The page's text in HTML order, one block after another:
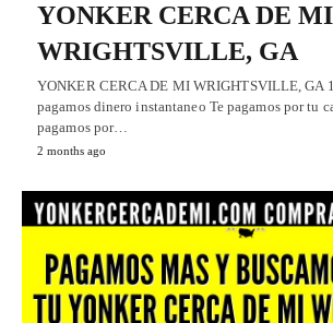
YONKER CERCA DE MI
WRIGHTSVILLE, GA
YONKER CERCA DE MI WRIGHTSVILLE, GA
pagamos dinero instantaneo Te pagamos por tu
pagamos por…
2 months ago